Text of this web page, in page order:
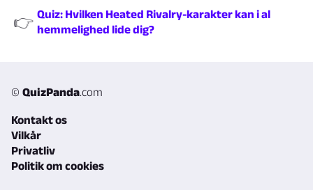
👉 Quiz: Hvilken Heated Rivalry-karakter kan i al
hemmelighed lide dig?
© QuizPanda.com
Kontakt os
Vilkår
Privatliv
Politik om cookies